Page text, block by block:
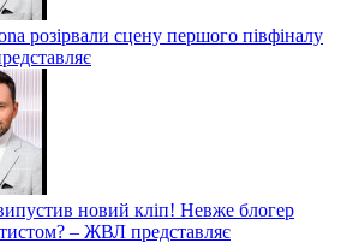
розірвали сцену першого півфіналу
новий кліп! Невже блогер
– ЖВЛ представляє